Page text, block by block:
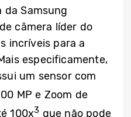
Samsung
câmera líder do
incríveis para a
especificamente,
um sensor com
MP e Zoom de
100x3 que não pode